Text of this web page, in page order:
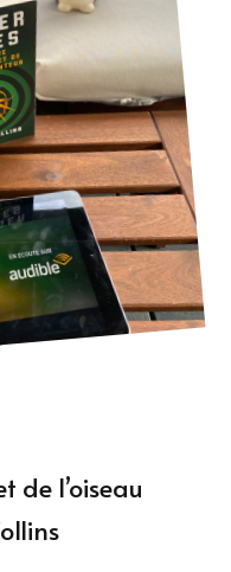
de l’oiseau